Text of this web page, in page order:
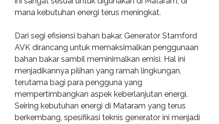
mana kebutuhan energi terus meningkat.
Dari segi efisiensi bahan bakar, Generator Stamford
AVK dirancang untuk memaksimalkan penggunaan
bahan bakar sambil meminimalkan emisi. Hal ini
menjadikannya pilihan yang ramah lingkungan,
terutama bagi para pengguna yang
mempertimbangkan aspek keberlanjutan energi.
Seiring kebutuhan energi di Mataram yang terus
berkembang, spesifikasi teknis generator ini menjadi